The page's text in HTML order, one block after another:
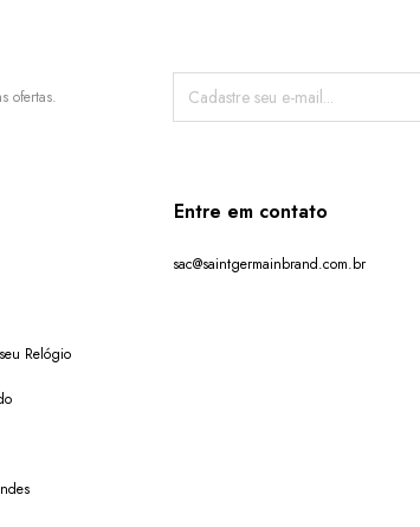
ofertas.
Relógio
Entre em contato
sac@saintgermainbrand.com.br